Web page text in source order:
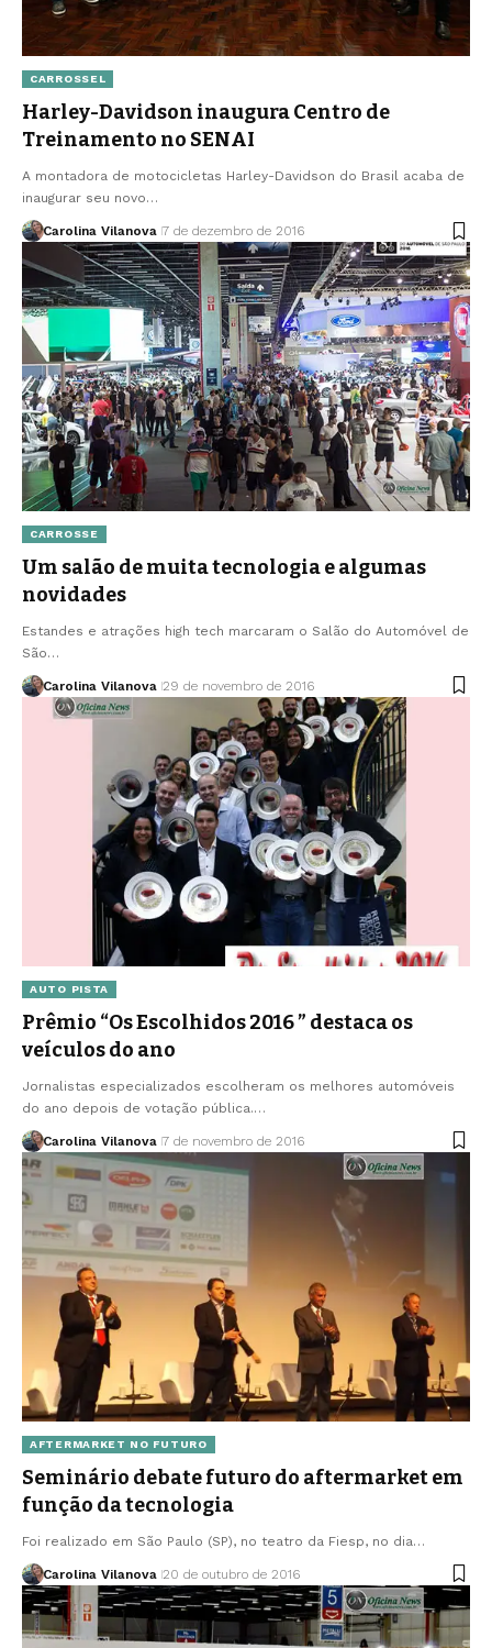
CARROSSEL
Harley-Davidson inaugura Centro de
Treinamento no SENAI
A montadora de motocicletas Harley-Davidson do Brasil acaba de
inaugurar seu novo…
Carolina Vilanova 7 de dezembro de 2016
CARROSSE
Um salão de muita tecnologia e algumas
novidades
Estandes e atrações high tech marcaram o Salão do Automóvel de
São…
Carolina Vilanova 29 de novembro de 2016
AUTO PISTA
Prêmio “Os Escolhidos 2016 ” destaca os
veículos do ano
Jornalistas especializados escolheram os melhores automóveis
do ano depois de votação pública.…
Carolina Vilanova 7 de novembro de 2016
AFTERMARKET NO FUTURO
Seminário debate futuro do aftermarket em
função da tecnologia
Foi realizado em São Paulo (SP), no teatro da Fiesp, no dia…
Carolina Vilanova 20 de outubro de 2016